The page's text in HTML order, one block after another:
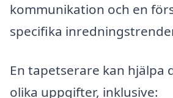
kommunikation och en
specifika
En tapetserare kan hjälpa
olika uppgifter, inklusive: